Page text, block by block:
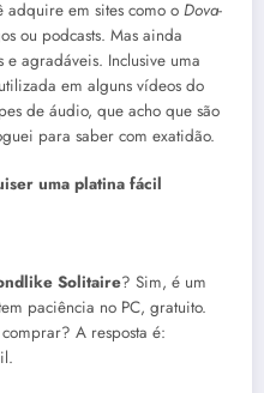
adquire em sites como o Dova-
ou podcasts. Mas ainda
e agradáveis. Inclusive uma
em alguns vídeos do
de áudio, que acho que são
para saber com exatidão.
uma platina fácil
Solitaire? Sim, é um
paciência no PC, gratuito.
A resposta é: